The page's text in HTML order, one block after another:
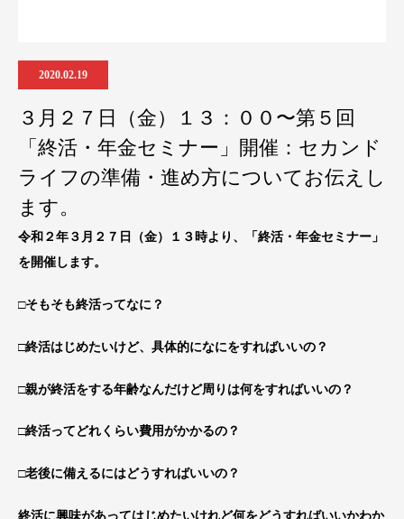
2020.02.19
３月２７日（金）１３：００〜第５回
「終活・年金セミナー」開催：セカンド
ライフの準備・進め方についてお伝えし
ます。
令和２年３月２７日（金）１３時より、「終活・年金セミナー」
を開催します。
□そもそも終活ってなに？
□終活はじめたいけど、具体的になにをすればいいの？
□親が終活をする年齢なんだけど周りは何をすればいいの？
□終活ってどれくらい費用がかかるの？
□老後に備えるにはどうすればいいの？
終活に興味があってはじめたいけれど何をどうすればいいかわか